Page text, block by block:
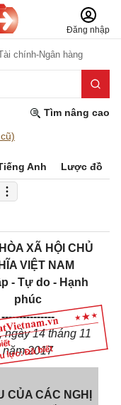
Đăng nhập
chính-Ngân hàng
Tìm nâng cao
Anh Lược đồ
lực: Đã biết
XÃ HỘI CHỦ
VIỆT NAM
- Tự do - Hạnh
phúc
---------------
, ngày14tháng 11
năm 2017
CỦA CÁC NGHỊ